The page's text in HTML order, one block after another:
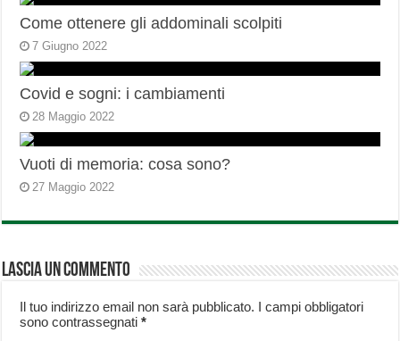
Come ottenere gli addominali scolpiti
7 Giugno 2022
Covid e sogni: i cambiamenti
28 Maggio 2022
Vuoti di memoria: cosa sono?
27 Maggio 2022
Lascia un commento
Il tuo indirizzo email non sarà pubblicato. I campi obbligatori
sono contrassegnati*